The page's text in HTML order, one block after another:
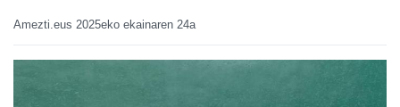
Amezti.eus 2025eko ekainaren 24a